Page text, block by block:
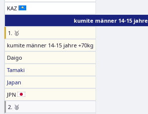
KAZ
kumite männer 14-15
1. 🥇
kumite männer 14-15 jahre +70kg
Daigo
Tamaki
Japan
JPN
2. 🥈